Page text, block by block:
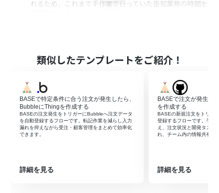
れるため、これまで手作業で行っていた告知業務の時間を
■フローボットの流れ
はじめに、BASEとRedditをYoomと連携します
れたら」というアクションを設定します
次に、オペレーションでコマンドオペレーションの「分
岐」を設定し、特定の条件に合致した場合のみ後続の処
理に進むよう設定します
最後に、オペレーションでRedditの「サブレディットに
新規投稿を作成」アクションを設定し、BASEから取得し
ペレーション」：トリガー起動後、フロー内で処理を行うアク
類似したテンプレートをご紹介！
BASEで特定条件に合う注文が発生したら、
BubbleにThingを作成する
BASEの注文発生をトリガーにBubbleへ注文データ
を自動登録するフローです。転記作業を減らし入力
漏れを抑えながら受注・顧客管理をまとめて効率化
できます。
詳細を見る
BASEで注文が発生し
を作成する
BASEの新規注文をトリガ
登録するフローです。手入
え、注文状況と開発タスク
れ、チーム内の情報共有も
詳細を見る